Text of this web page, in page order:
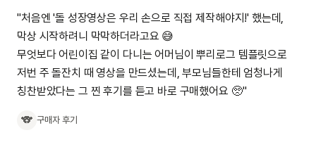
"처음엔 '돌 성장영상은 우리 손으로 직접 제작해야지!' 했는데,
막상 시작하려니 막막하더라고요 😅
무엇보다 어린이집 같이 다니는 어머님이 뿌리로그 템플릿으로
저번 주 돌잔치 때 영상을 만드셨는데, 부모님들한테 엄청나게
칭찬받았다는 그 찐 후기를 듣고 바로 구매했어요 🥺"
🐨 구매자 후기